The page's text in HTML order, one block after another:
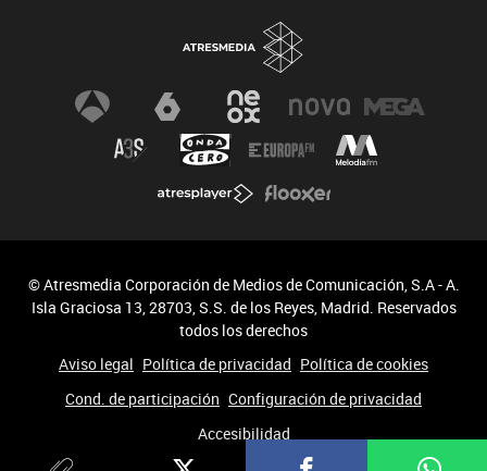
© Atresmedia Corporación de Medios de Comunicación, S.A - A.
Isla Graciosa 13, 28703, S.S. de los Reyes, Madrid. Reservados
todos los derechos
Aviso legal Política de privacidad Política de cookies
Cond. de participación Configuración de privacidad
Accesibilidad